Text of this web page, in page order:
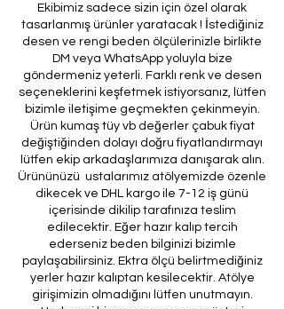
Ekibimiz sadece sizin için özel olarak
tasarlanmış ürünler yaratacak ! İstediğiniz
desen ve rengi beden ölçülerinizle birlikte
DM veya WhatsApp yoluyla bize
göndermeniz yeterli. Farklı renk ve desen
seçeneklerini keşfetmek istiyorsanız, lütfen
bizimle iletişime geçmekten çekinmeyin.
Ürün kumaş tüy vb değerler çabuk fiyat
değiştiğinden dolayı doğru fiyatlandırmayı
lütfen ekip arkadaşlarımıza danışarak alın.
Ürününüzü ustalarımız atölyemizde özenle
dikecek ve DHL kargo ile 7-12 iş günü
içerisinde dikilip tarafınıza teslim
edilecektir. Eğer hazır kalıp tercih
ederseniz beden bilginizi bizimle
paylaşabilirsiniz. Ektra ölçü belirtmediğiniz
yerler hazır kalıptan kesilecektir. Atölye
girişimizin olmadığını lütfen unutmayın.